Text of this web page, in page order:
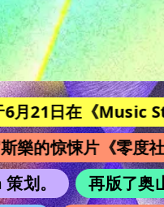
《Music Station》
片《零度社团》将
再版了奥山由之